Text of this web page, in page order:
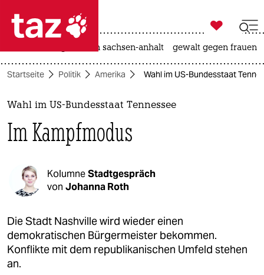
 taz zahl ich
taz zahl ich
themen
politik
gesellschaft
kultur
sport
berlin

taz zahl ich
landtagswahl in sachsen-anhalt gewalt gegen frauen
Startseite Politik Amerika Wahl im US-Bundesstaat
Wahl im US-Bundesstaat Tennessee
Im Kampfmodus
KolumneStadtgespräch
von Johanna Roth
Die Stadt Nashville wird wieder einen
demokratischen Bürgermeister bekommen.
Konflikte mit dem republikanischen Umfeld stehen
an.